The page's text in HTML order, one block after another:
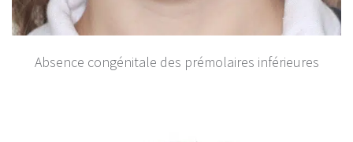
Absence congénitale des prémolaires inférieures